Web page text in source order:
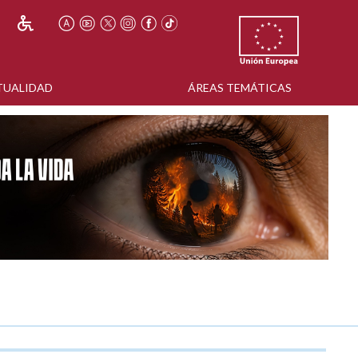
ÁREAS TEMÁTICAS